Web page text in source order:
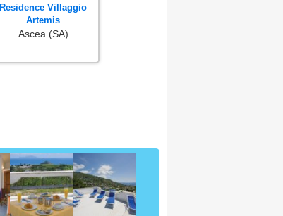
Residence Villaggio
Artemis
Ascea (SA)